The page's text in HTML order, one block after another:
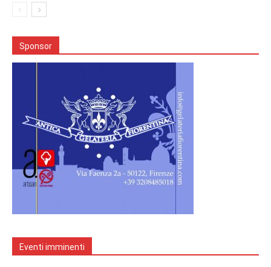
Sponsor
Eventi imminenti